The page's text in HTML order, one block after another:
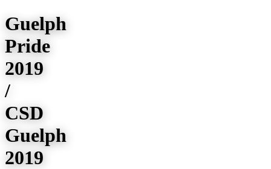
Guelph
Pride
2019
/
CSD
Guelph
2019